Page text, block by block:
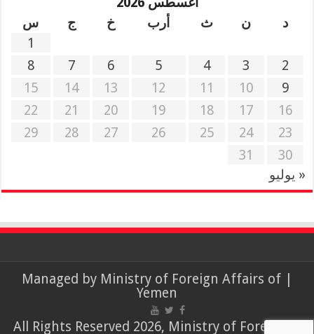
د
ن ث أرب خ ج
س
1
2
3
4
5
6
7
8
9
10
11
12
13
14
15
16
17
18
19
20
21
22
23
24
25
26
27
28
29
30
31
« يوليو
| Managed by
Ministry of Foreign Affairs of
Yemen
© All Rights Reserved 2026, Ministry of Foreign